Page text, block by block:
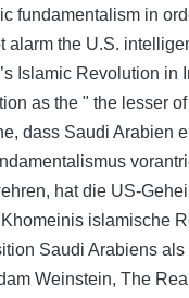
fundamentalism in
alarm the U.S.
Islamic Revolution in
as the " the lesser
dass Saudi Arabien
hat die US-
islamische
Saudi Arabiens
Weinstein, The